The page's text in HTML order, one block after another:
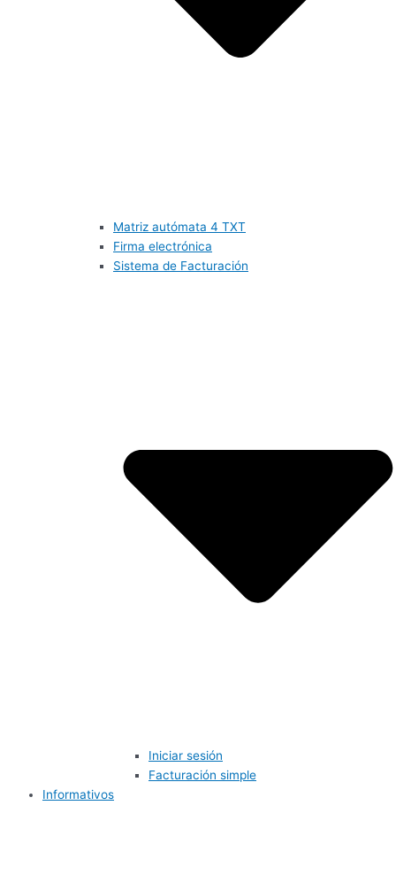
Matriz autómata 4 TXT
Firma electrónica
Sistema de Facturación
Iniciar sesión
Facturación simple
Informativos